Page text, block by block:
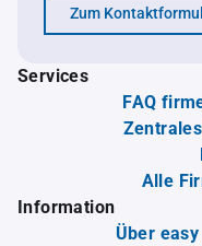
Zum
Services
FAQ
Alle
Information
Über easy